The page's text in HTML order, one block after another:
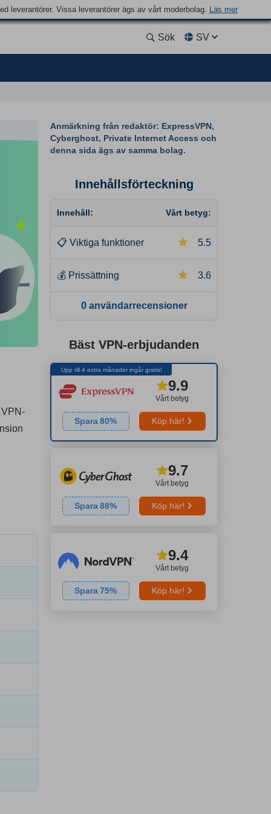
leverantörer. Vissa leverantörer ägs av vårt moderbolag. Läs mer
Sök SV
Anmärkning från redaktör: ExpressVPN,
Cyberghost, Private Internet Access och
denna sida ägs av samma bolag.
Innehållsförteckning
Innehåll: Vårt betyg:
📋 Viktiga funktioner 5.5
💰 Prissättning 3.6
0 användarrecensioner
Bäst VPN-erbjudanden
Upp till 4 extra månader ingår gratis!
Vårt betyg
9.9
Spara 80% Köp här!
Vårt betyg
9.7
Spara 88% Köp här!
Vårt betyg
9.4
Spara 75% Köp här!